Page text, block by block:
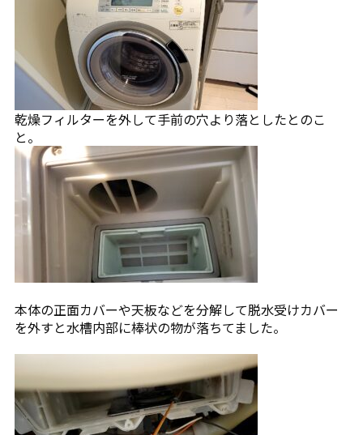
乾燥フィルターを外して手前の穴より落としたとのこ
と。
本体の正面カバーや天板などを分解して脱水受けカバー
を外すと水槽内部に棒状の物が落ちてました。